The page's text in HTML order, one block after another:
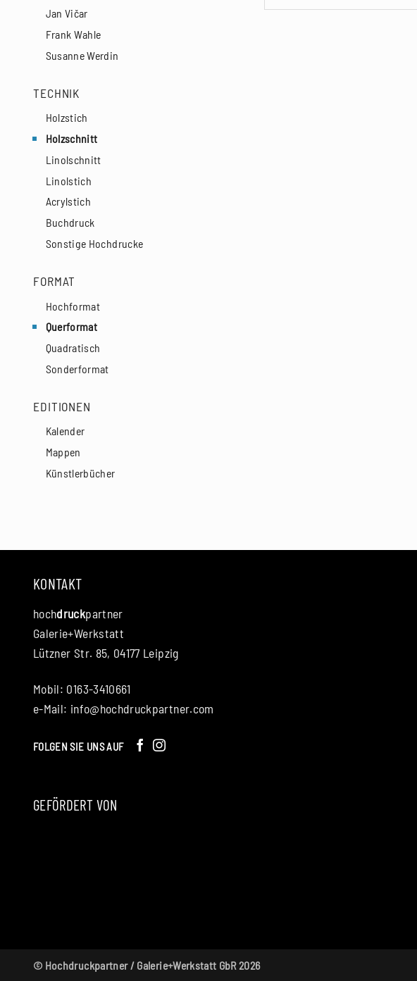
Jan Vičar
Frank Wahle
Susanne Werdin
TECHNIK
Holzstich
Holzschnitt
Linolschnitt
Linolstich
Acrylstich
Buchdruck
Sonstige Hochdrucke
FORMAT
Hochformat
Querformat
Quadratisch
Sonderformat
EDITIONEN
Kalender
Mappen
Künstlerbücher
KONTAKT
hochdruckpartner
Galerie+Werkstatt
Lützner Str. 85, 04177 Leipzig
Mobil: 0163-3410661
e-Mail: info@hochdruckpartner.com
FOLGEN SIE UNS AUF
GEFÖRDERT VON
© Hochdruckpartner / Galerie+Werkstatt GbR 2026